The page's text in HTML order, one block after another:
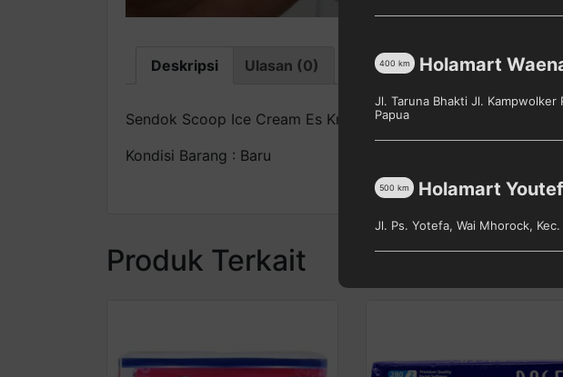
Deskripsi Ulasan (0)
Sendok Scoop Ice Cream Es Krim Scooper Sendok Es Krim
Kondisi Barang : Baru
Produk Terkait
Holamart
400 km
Jl. Taruna Bhakti Jl. Kampwolker
Papua
Holamart
500 km
Jl. Ps. Yotefa, Wai Mhorock,